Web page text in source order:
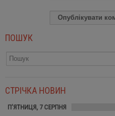
ПОШУК
СТРІЧКА НОВИН
П’ЯТНИЦЯ, 7 СЕРПНЯ